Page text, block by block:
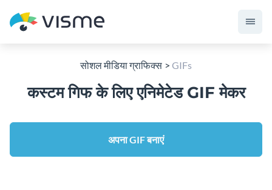
सोशल मीडिया ग्राफिक्स GIFs
कस्टम गिफ के लिए एनिमेटेड GIF मेकर
अपना GIF बनाएं